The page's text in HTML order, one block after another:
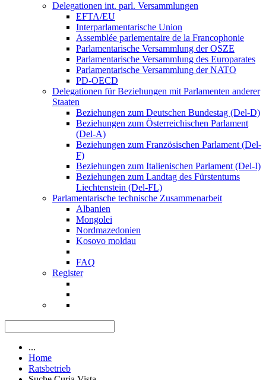
Delegationen int. parl. Versammlungen
EFTA/EU
Interparlamentarische Union
Assemblée parlementaire de la Francophonie
Parlamentarische Versammlung der OSZE
Parlamentarische Versammlung des Europarates
Parlamentarische Versammlung der NATO
PD-OECD
Delegationen für Beziehungen mit Parlamenten anderer
Staaten
Beziehungen zum Deutschen Bundestag (Del-D)
Beziehungen zum Österreichischen Parlament
(Del-A)
Beziehungen zum Französischen Parlament (Del-
F)
Beziehungen zum Italienischen Parlament (Del-I)
Beziehungen zum Landtag des Fürstentums
Liechtenstein (Del-FL)
Parlamentarische technische Zusammenarbeit
Albanien
Mongolei
Nordmazedonien
Kosovo moldau
FAQ
Register
...
Home
Ratsbetrieb